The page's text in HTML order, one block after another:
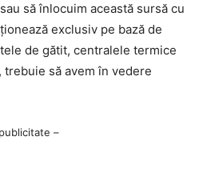
să înlocuim această sursă cu
exclusiv pe bază de
de gătit, centralele termice
să avem în vedere
–